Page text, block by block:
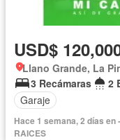
USD$
Llano Grande, La
3 Recámaras
2
Garaje
Hace 1 semana, 2 días en
RAICES